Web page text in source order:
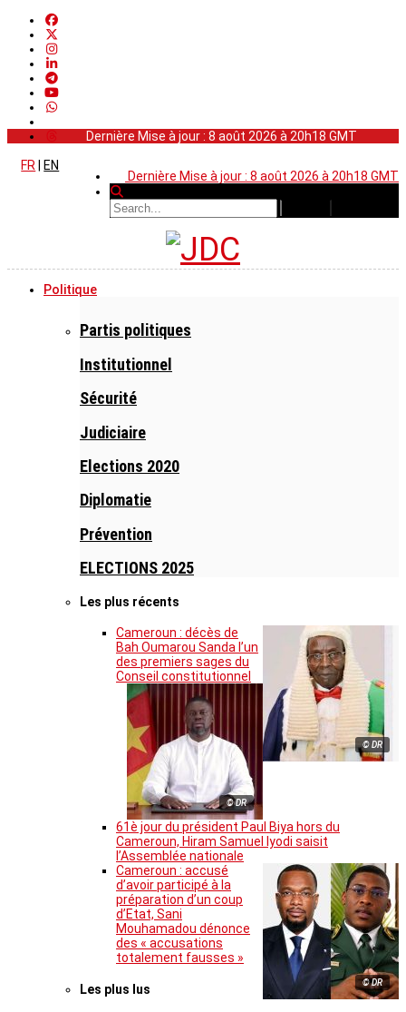
Dernière Mise à jour : 8 août 2026 à 20h18 GMT
Dernière Mise à jour : 8 août 2026 à 20h18 GMT
FR
EN
Politique
Partis politiques
Institutionnel
Sécurité
Judiciaire
Elections 2020
Diplomatie
Prévention
ELECTIONS 2025
Les plus récents
© DR
Cameroun : décès de
Bah Oumarou Sanda l’un
des premiers sages du
Conseil constitutionnel
© DR
61è jour du président Paul Biya hors du
Cameroun, Hiram Samuel Iyodi saisit
l’Assemblée nationale
© DR
Cameroun : accusé
d’avoir participé à la
préparation d’un coup
d’Etat, Sani
Mouhamadou dénonce
des « accusations
totalement fausses »
Les plus lus